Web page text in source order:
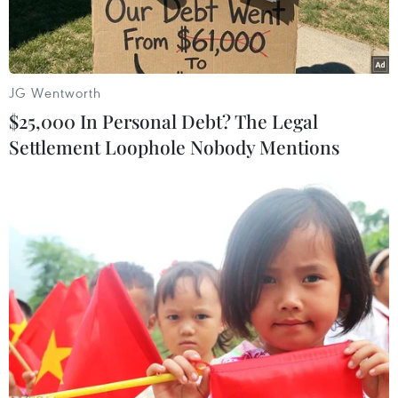
Ứng dụng dịch vụ mới có tên là Google Keep sẽ
cho phép người dùng tạo racác nội dung chú
thích với mã màu sắc khác nhau, thêm hình ảnh
Thông tin về Google Keep được hé lộ khi “gã
khổng lồ tìm kiếm” kích hoạtdịch vụ này trong
một thời gian ngắn vào cuối tuần qua, và sau đó
họ đã rútGoogle Keep xuống.
Từ đây, giới truyền thông đã lật lại quá khứ và
phát hiện ra Google từngtiết lộ về dịch vụ Keep
trên trang mạng xã hội Google+ chính thức của
họ từ hồitháng Bảy năm ngoái. Khi đó, Google
đã đưa ra lựa chọn “lưu vào Google Keep,”tương
JG Wentworth
$25,000 In Personal Debt? The Legal
Settlement Loophole Nobody Mentions